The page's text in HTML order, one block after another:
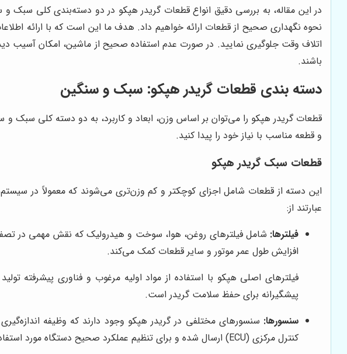
در این مقاله، به بررسی دقیق انواع قطعات گریدر هپکو در دو دسته‌بندی کلی
نحوه نگهداری صحیح از قطعات ارائه خواهیم داد. هدف ما این است که با ارائه
اتلاف وقت جلوگیری نمایید. در صورت عدم استفاده صحیح از ماشین، امکان آسیب
باشند.
دسته بندی قطعات گریدر هپکو: سبک و سنگین
قطعات گریدر هپکو را می‌توان بر اساس وزن، ابعاد و کاربرد، به دو دسته کلی
و قطعه مناسب با نیاز خود را پیدا کنید.
قطعات سبک گریدر هپکو
این دسته از قطعات شامل اجزای کوچکتر و کم وزن‌تری می‌شوند که معمولاً در
عبارتند از:
فیلترها: شامل فیلترهای روغن، هوا، سوخت و هیدرولیک که نقش مهمی در
افزایش طول عمر موتور و سایر قطعات کمک می‌کند.
فیلترهای اصلی هپکو با استفاده از مواد اولیه مرغوب و فناوری پیشرفته
پیشگیرانه برای حفظ سلامت گریدر است.
سنسورها: سنسورهای مختلفی در گریدر هپکو وجود دارند که وظیفه
کنترل مرکزی (ECU) ارسال شده و برای تنظیم عملکرد صحیح دستگاه مورد استفاده قرار می‌گیرند.